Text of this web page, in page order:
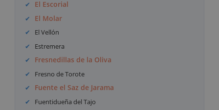
El Escorial
El Molar
El Vellón
Estremera
Fresnedillas de la Oliva
Fresno de Torote
Fuente el Saz de Jarama
Fuentidueña del Tajo